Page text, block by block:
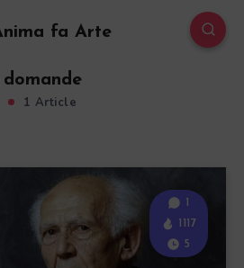
fa Arte
domande
1 Article
1
1117
5